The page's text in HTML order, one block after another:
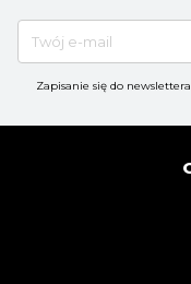
Zapisanie się do